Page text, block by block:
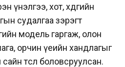
үнэлгээ, хот, хөдөөгийн
судалгаа зэрэгт
модель гаргаж, олон
орчин үеийн хандлагыг
төсөл боловсруулсан.